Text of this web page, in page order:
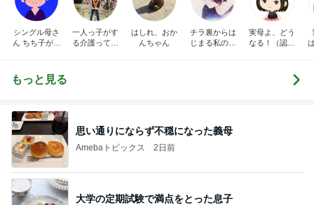
シングル母さ
ん ちち子が行
一人っ子がす
る介護ってこ
はしれ、おか
んちゃん
チラ裏からは
じまる私の日
実母よ、どう
なる！（認知
もっと見る
思い通りにならず不穏になった義母
Amebaトピックス 2日前
大学の定期試験で満点をとった息子